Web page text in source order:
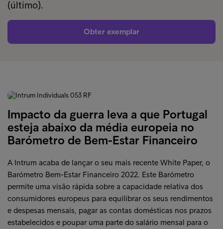
(último).
Obter exemplar
Impacto da guerra leva a que Portugal
esteja abaixo da média europeia no
Barómetro de Bem-Estar Financeiro
A Intrum acaba de lançar o seu mais recente White Paper, o
Barómetro Bem-Estar Financeiro 2022. Este Barómetro
permite uma visão rápida sobre a capacidade relativa dos
consumidores europeus para equilibrar os seus rendimentos
e despesas mensais, pagar as contas domésticas nos prazos
estabelecidos e poupar uma parte do salário mensal para o